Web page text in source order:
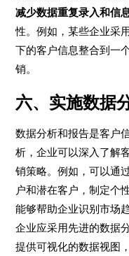
减少数据重复录入和信
性。例如，某些企业采
下的客户信息整合到一
销。
六、实施数据
数据分析和报告是客户
析，企业可以深入了解
销策略。例如，可以通
户和潜在客户，制定个
能够帮助企业识别市场
企业应采用先进的数据
提供可视化的数据视图